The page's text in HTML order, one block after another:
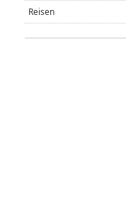
Reisen